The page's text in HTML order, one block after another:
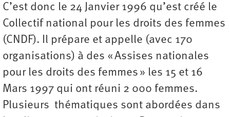
C’est donc le 24 Janvier 1996 qu’est créé le
Collectif national pour les droits des femmes
(CNDF). Il prépare et appelle (avec 170
organisations) à des « Assises nationales
pour les droits des femmes » les 15 et 16
Mars 1997 qui ont réuni 2 000 femmes.
Plusieurs thématiques sont abordées dans